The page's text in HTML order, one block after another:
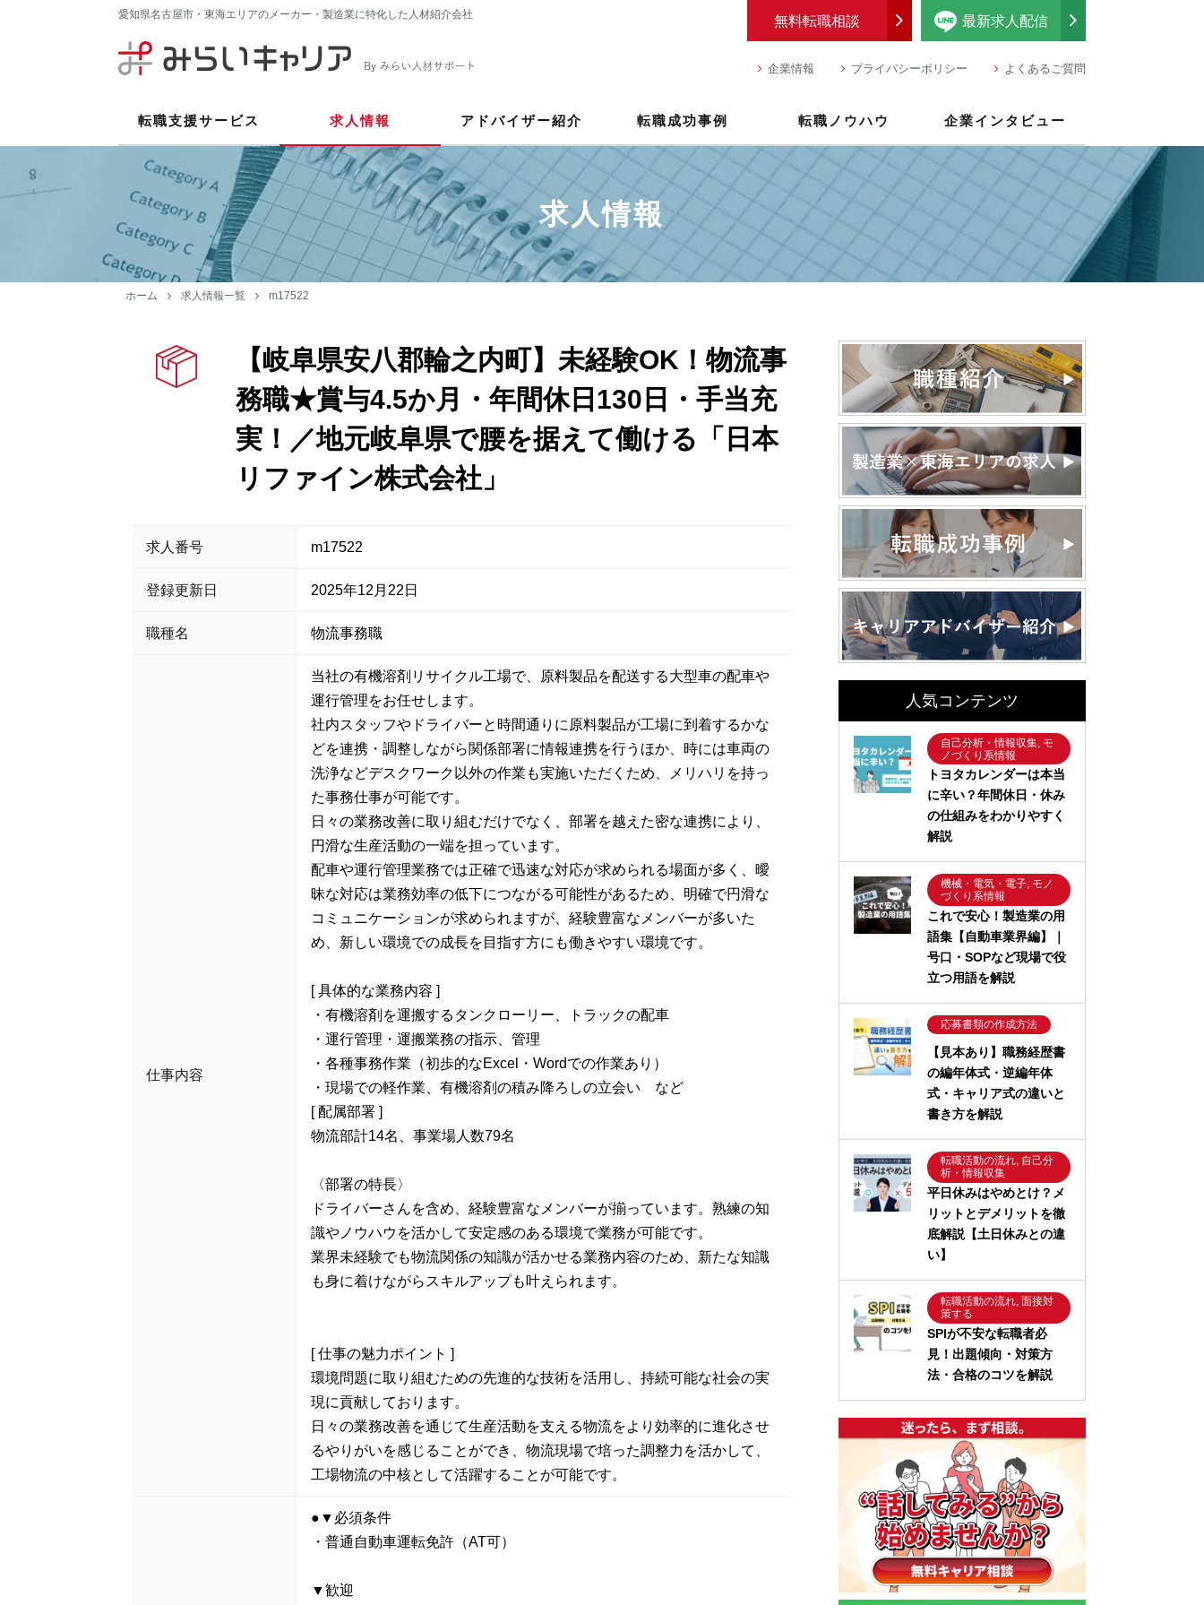
愛知県名古屋市・東海エリアのメーカー・製造業に特化した人材紹介会社 最新求人配信
無料転職相談
企業情報 プライバシーポリシー よくあるご質問
転職支援サービス 求人情報 アドバイザー紹介 転職成功事例 転職ノウハウ 企業インタビュー
求人情報
ホーム 求人情報一覧 m17522
【岐阜県安八郡輪之内町】未経験OK！物流事
務職★賞与4.5か月・年間休日130日・手当充
実！／地元岐阜県で腰を据えて働ける「日本
リファイン株式会社」
求人番号 m17522
登録更新日 2025年12月22日
職種名 物流事務職
仕事内容
当社の有機溶剤リサイクル工場で、原料製品を配送する大型車の配車や
運行管理をお任せします。
社内スタッフやドライバーと時間通りに原料製品が工場に到着するかな
どを連携・調整しながら関係部署に情報連携を行うほか、時には車両の
洗浄などデスクワーク以外の作業も実施いただくため、メリハリを持っ
た事務仕事が可能です。
日々の業務改善に取り組むだけでなく、部署を越えた密な連携により、
円滑な生産活動の一端を担っています。
配車や運行管理業務では正確で迅速な対応が求められる場面が多く、曖
昧な対応は業務効率の低下につながる可能性があるため、明確で円滑な
コミュニケーションが求められますが、経験豊富なメンバーが多いた
め、新しい環境での成長を目指す方にも働きやすい環境です。
[ 具体的な業務内容 ]
・有機溶剤を運搬するタンクローリー、トラックの配車
・運行管理・運搬業務の指示、管理
・各種事務作業（初歩的なExcel・Wordでの作業あり）
・現場での軽作業、有機溶剤の積み降ろしの立会い など
[ 配属部署 ]
物流部計14名、事業場人数79名
〈部署の特長〉
ドライバーさんを含め、経験豊富なメンバーが揃っています。熟練の知
識やノウハウを活かして安定感のある環境で業務が可能です。
業界未経験でも物流関係の知識が活かせる業務内容のため、新たな知識
も身に着けながらスキルアップも叶えられます。
[ 仕事の魅力ポイント ]
環境問題に取り組むための先進的な技術を活用し、持続可能な社会の実
現に貢献しております。
日々の業務改善を通じて生産活動を支える物流をより効率的に進化させ
るやりがいを感じることができ、物流現場で培った調整力を活かして、
工場物流の中核として活躍することが可能です。
●▼必須条件
・普通自動車運転免許（AT可）
▼歓迎
人気コンテンツ
自己分析・情報収集, モ
ノづくり系情報
トヨタカレンダーは本当
に辛い？年間休日・休み
の仕組みをわかりやすく
解説
機械・電気・電子, モノ
づくり系情報
これで安心！製造業の用
語集【自動車業界編】｜
号口・SOPなど現場で役
立つ用語を解説
応募書類の作成方法
【見本あり】職務経歴書
の編年体式・逆編年体
式・キャリア式の違いと
書き方を解説
転職活動の流れ, 自己分
析・情報収集
平日休みはやめとけ？メ
リットとデメリットを徹
底解説【土日休みとの違
い】
転職活動の流れ, 面接対
策する
SPIが不安な転職者必
見！出題傾向・対策方
法・合格のコツを解説